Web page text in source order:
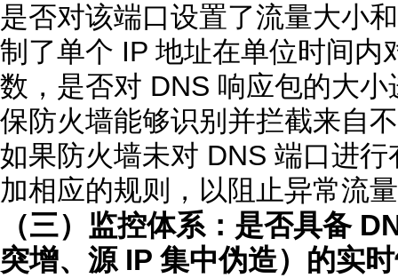
是否对该端口设置了流量大小
制了单个 IP 地址在单位时间内
数，是否对 DNS 响应包的大
保防火墙能够识别并拦截来自
如果防火墙未对 DNS 端口进
加相应的规则，以阻止异常流
（三）监控体系：是否具备
突增、源 IP 集中伪造）的实